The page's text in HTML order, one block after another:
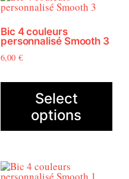
Bic 4 couleurs
personnalisé Smooth 3
6,00 €
Select
options